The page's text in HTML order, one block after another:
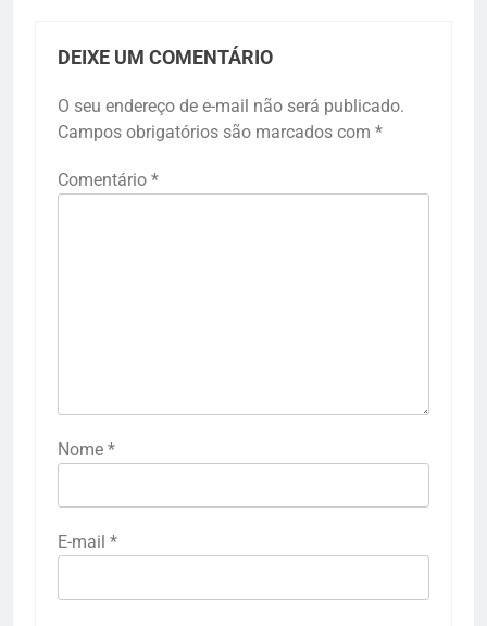
DEIXE UM COMENTÁRIO
O seu endereço de e-mail não será publicado.
Campos obrigatórios são marcados com *
Comentário *
Nome *
E-mail *